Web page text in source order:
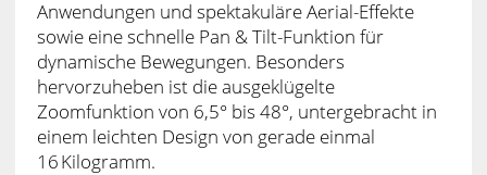
Anwendungen und spektakuläre Aerial-Effekte
sowie eine schnelle Pan & Tilt-Funktion für
dynamische Bewegungen. Besonders
hervorzuheben ist die ausgeklügelte
Zoomfunktion von 6,5° bis 48°, untergebracht in
einem leichten Design von gerade einmal
16 Kilogramm.